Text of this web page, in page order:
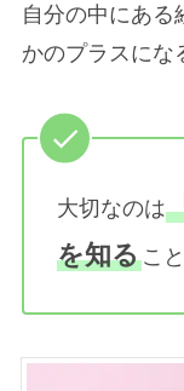
自分の中にある
かのプラスにな
大切なのは
を知るこ